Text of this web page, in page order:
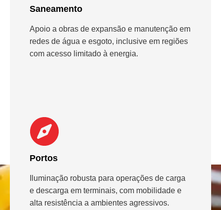
Saneamento
Apoio a obras de expansão e manutenção em
redes de água e esgoto, inclusive em regiões
com acesso limitado à energia.
Portos
Iluminação robusta para operações de carga
e descarga em terminais, com mobilidade e
alta resistência a ambientes agressivos.